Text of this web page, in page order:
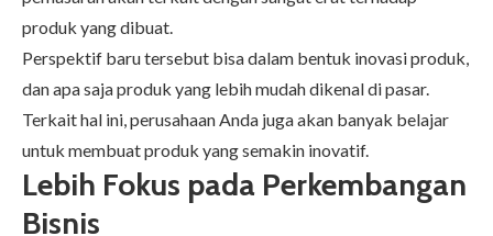
produk yang dibuat.
Perspektif baru tersebut bisa dalam bentuk inovasi produk,
dan apa saja produk yang lebih mudah dikenal di pasar.
Terkait hal ini, perusahaan Anda juga akan banyak belajar
untuk membuat produk yang semakin inovatif.
Lebih Fokus pada Perkembangan
Bisnis